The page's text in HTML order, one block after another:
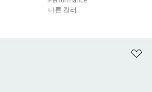
다른 컬러